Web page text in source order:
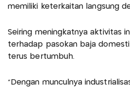
memiliki keterkaitan langsung
Seiring meningkatnya aktivitas
terhadap pasokan baja
terus bertumbuh.
"Dengan munculnya